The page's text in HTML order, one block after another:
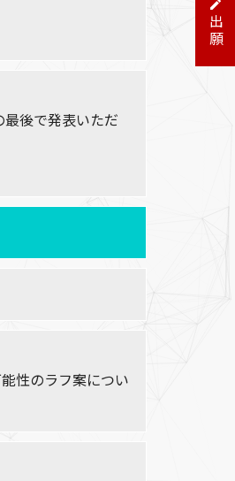
後で発表いただ
性のラフ案につい
出願